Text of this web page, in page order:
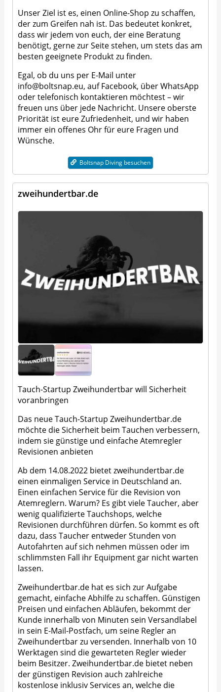
Unser Ziel ist es, einen Online-Shop zu schaffen,
der zum Greifen nah ist. Das bedeutet konkret,
dass wir jedem von euch, der eine Beratung
benötigt, gerne zur Seite stehen, um stets das am
besten geeignete Produkt zu finden.
Egal, ob du uns per E-Mail unter
info@boltsnap.eu, auf Facebook, über WhatsApp
oder telefonisch kontaktieren möchtest – wir
freuen uns über jede Nachricht. Unsere oberste
Priorität ist eure Zufriedenheit, und wir haben
immer ein offenes Ohr für eure Fragen und
Wünsche.
Boltsnap Diving besuchen
zweihundertbar.de
Tauch-Startup Zweihundertbar will Sicherheit
voranbringen
Das neue Tauch-Startup Zweihundertbar.de
möchte die Sicherheit beim Tauchen verbessern,
indem sie günstige und einfache Atemregler
Revisionen anbieten
Ab dem 14.08.2022 bietet zweihundertbar.de
einen einmaligen Service in Deutschland an.
Einen einfachen Service für die Revision von
Atemreglern. Warum? Es gibt viele Taucher, aber
wenig qualifizierte Tauchshops, welche
Revisionen durchführen dürfen. So kommt es oft
dazu, dass Taucher entweder Stunden von
Autofahrten auf sich nehmen müssen oder im
schlimmsten Fall ihr Equipment gar nicht warten
lassen.
Zweihundertbar.de hat es sich zur Aufgabe
gemacht, einfache Abhilfe zu schaffen. Günstigen
Preisen und einfachen Abläufen, bekommt der
Kunde innerhalb von Minuten sein Versandlabel
in sein E-Mail-Postfach, um seine Regler an
Zweihundertbar zu versenden. Innerhalb von 10
Werktagen sind die gewarteten Regler wieder
beim Besitzer. Zweihundertbar.de bietet neben
der günstigen Revision auch zahlreiche
kostenlose inklusiv Services an, welche die